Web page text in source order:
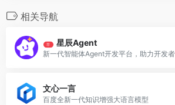
相关导航
荐 星辰Agent
新一代智能体Agent开发平台，助力开发
文心一言
百度全新一代知识增强大语言模型